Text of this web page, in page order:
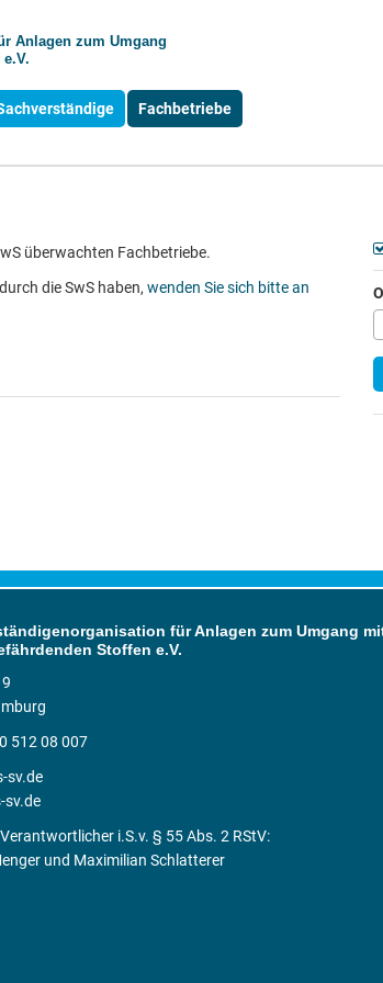
Anlagen zum Umgang
Fachbetriebe
überwachten Fachbetriebe.
die SwS haben, wenden Sie sich bitte an
für Anlagen zum Umgang
Stoffen e.V.
512 08 007
sv.de
sv.de
i.S.v. § 55 Abs. 2 RStV:
und Maximilian Schlatterer